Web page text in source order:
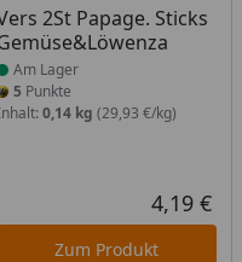
Preis
2St Papage. Sticks
am Lager
Am Lager
5 Punkte
0,14 kg (29,93 €/kg)
4,19 €
Zum Produkt